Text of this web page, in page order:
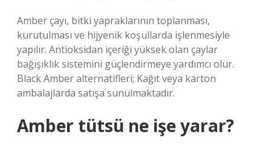
Amber çayı, bitki yapraklarının toplanması,
kurutulması ve hijyenik koşullarda işlenmesiyle
yapılır. Antioksidan içeriği yüksek olan çaylar
bağışıklık sistemini güçlendirmeye yardımcı olur.
Black Amber alternatifleri; Kağıt veya karton
ambalajlarda satışa sunulmaktadır.
Amber tütsü ne işe yarar?